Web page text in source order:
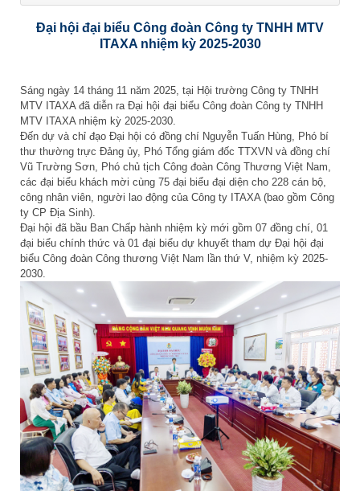
Đại hội đại biểu Công đoàn Công ty TNHH MTV
ITAXA nhiệm kỳ 2025-2030
Sáng ngày 14 tháng 11 năm 2025, tại Hội trường Công ty TNHH
MTV ITAXA đã diễn ra Đại hội đại biểu Công đoàn Công ty TNHH
MTV ITAXA nhiệm kỳ 2025-2030.
Đến dự và chỉ đạo Đại hội có đồng chí Nguyễn Tuấn Hùng, Phó bí
thư thường trực Đảng ủy, Phó Tổng giám đốc TTXVN và đồng chí
Vũ Trường Sơn, Phó chủ tịch Công đoàn Công Thương Việt Nam,
các đại biểu khách mời cùng 75 đại biểu đại diện cho 228 cán bộ,
công nhân viên, người lao động của Công ty ITAXA (bao gồm Công
ty CP Địa Sinh).
Đại hội đã bầu Ban Chấp hành nhiệm kỳ mới gồm 07 đồng chí, 01
đại biểu chính thức và 01 đại biểu dự khuyết tham dự Đại hội đại
biểu Công đoàn Công thương Việt Nam lần thứ V, nhiệm kỳ 2025-
2030.